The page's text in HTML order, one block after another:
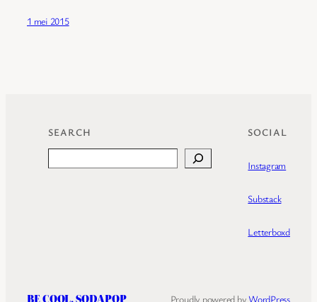
1 mei 2015
SEARCH SOCIAL
Instagram
Substack
Letterboxd
BE COOL, SODAPOP Proudly powered byWordPress